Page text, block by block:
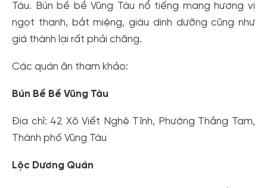
Tàu. Bún bề bề Vũng Tàu nổ tiếng mang hương vị
ngọt thanh, bắt miệng, giàu dinh dưỡng cũng như
giá thành lại rất phải chăng.
Các quán ăn tham khảo:
Bún Bề Bề Vũng Tàu
Địa chỉ: 42 Xô Viết Nghệ Tĩnh, Phường Thắng Tam,
Thành phố Vũng Tàu
Lộc Dương Quán